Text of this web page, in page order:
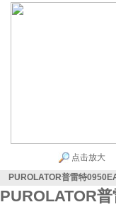
点击放大
PUROLATOR普雷特
PUROLATOR